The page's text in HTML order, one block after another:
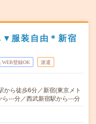
▼服装自由＊新宿
WEB登録OK 派遣
から徒歩6分／新宿(東京メト
---分／西武新宿駅から---分